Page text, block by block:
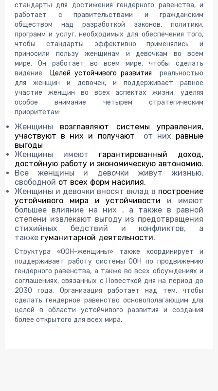
стандарты для достижения гендерного равенства, и
работает с правительствами и гражданским
обществом над разработкой законов, политики,
программ и услуг, необходимых для обеспечения того,
чтобы стандарты эффективно применялись и
приносили пользу женщинам и девочкам во всем
мире. Он работает во всем мире, чтобы сделать
видение
Целей устойчивого развития реальностью
для женщин и девочек, и поддерживает равное
участие женщин во всех аспектах жизни, уделяя
особое внимание четырем стратегическим
приоритетам:
Женщины возглавляют системы управления,
участвуют в них и получают от них равные
выгоды
Женщины имеют гарантированный доход,
достойную работу и экономическую автономию.
Все женщины и девочки живут жизнью,
свободной от всех форм насилия.
Женщины и девочки вносят вклад в построение
устойчивого мира и устойчивости и имеют
большее влияние на них , а также в равной
степени извлекают выгоду из предотвращения
стихийных бедствий и конфликтов, а
также гуманитарной деятельности.
Структура «ООН-женщины» также координирует и
поддерживает работу системы ООН по продвижению
гендерного равенства, а также во всех обсуждениях и
соглашениях, связанных с Повесткой дня на период до
2030 года. Организация работает над тем, чтобы
сделать гендерное равенство основополагающим для
целей в области устойчивого развития и создания
более открытого для всех мира.